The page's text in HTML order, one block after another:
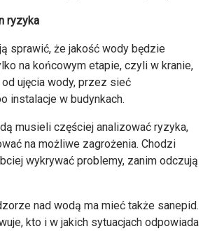
ryzyka
sprawić, że jakość wody będzie
na końcowym etapie, czyli w kranie,
ujęcia wody, przez sieć
instalacje w budynkach.
musieli częściej analizować ryzyka,
na możliwe zagrożenia. Chodzi
wykrywać problemy, zanim odczują
nad wodą ma mieć także sanepid.
kto i w jakich sytuacjach odpowiada